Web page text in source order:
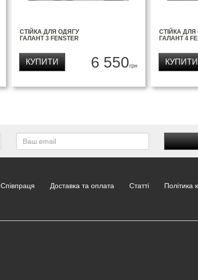
СТІЙКА ДЛЯ ОДЯГУ
ГАЛАНТ 3 FENSTER
6 550грн
КУПИТИ
СТІЙКА ДЛЯ
ГАЛАНТ 4
КУПИТИ
Співпраця Доставка та оплата Статті Політика